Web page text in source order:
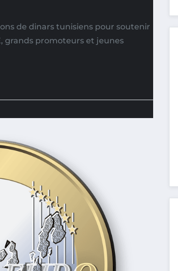
de dinars tunisiens pour soutenir
grands promoteurs et jeunes